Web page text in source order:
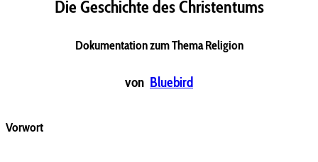
Die Geschichte des Christentums
Dokumentation zum Thema Religion
von Bluebird
Vorwort